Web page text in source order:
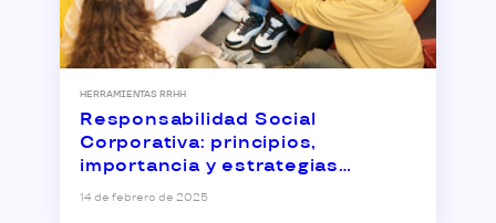
HERRAMIENTAS RRHH
Responsabilidad Social
Corporativa: principios,
importancia y estrategias
empresariales
14 de febrero de 2025